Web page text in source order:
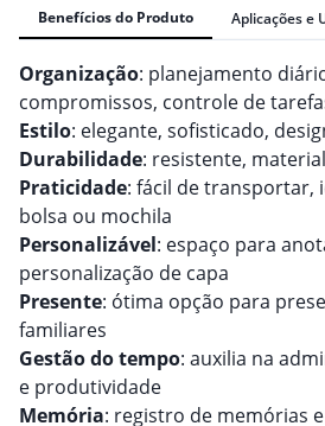
Benefícios do Produto Aplicações e
Organização: planejamento
compromissos, controle de
Estilo: elegante, sofisticado,
Durabilidade: resistente,
Praticidade: fácil de transportar,
bolsa ou mochila
Personalizável: espaço para
personalização de capa
Presente: ótima opção para
familiares
Gestão do tempo: auxilia na
e produtividade
Memória: registro de memórias